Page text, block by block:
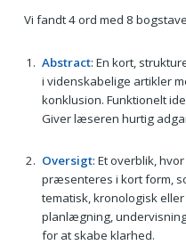
Vi fandt 4 ord med 8
Abstract: En kort,
i videnskabelige artikler
konklusion. Funktionelt
Giver læseren hurtig
Oversigt: Et overblik,
præsenteres i kort form,
tematisk, kronologisk
planlægning,
for at skabe klarhed.